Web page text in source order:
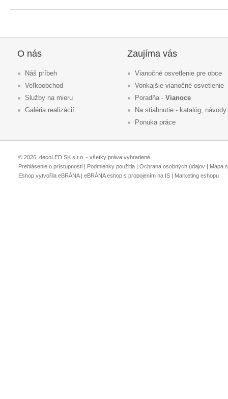
O nás
Náš príbeh
Veľkoobchod
Služby na mieru
Galéria realizácií
Zaujíma vás
Vianočné osvetlenie pre obce
Vonkajšie vianočné osvetlenie
Poradňa - Vianoce
Na stiahnutie - katalóg, návody
Ponuka práce
© 2026, decoLED SK s.r.o. - všetky práva vyhradené
Prehlásenie o prístupnosti | Podmienky použitia | Ochrana osobných údajov | Mapa
Eshop vytvořila eBRÁNA| eBRÁNA eshop s propojením na IS | Marketing eshopu